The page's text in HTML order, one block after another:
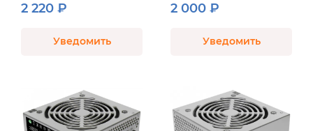
2 220 ₽
Уведомить
2 000 ₽
Уведомить